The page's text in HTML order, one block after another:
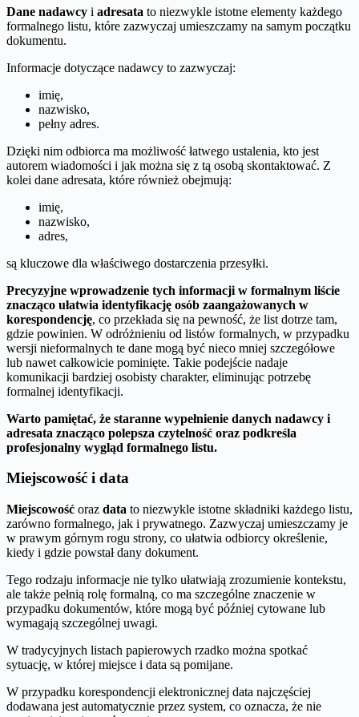
Dane nadawcy i adresata to niezwykle istotne elementy każdego
formalnego listu, które zazwyczaj umieszczamy na samym początku
dokumentu.
Informacje dotyczące nadawcy to zazwyczaj:
imię,
nazwisko,
pełny adres.
Dzięki nim odbiorca ma możliwość łatwego ustalenia, kto jest
autorem wiadomości i jak można się z tą osobą skontaktować. Z
kolei dane adresata, które również obejmują:
imię,
nazwisko,
adres,
są kluczowe dla właściwego dostarczenia przesyłki.
Precyzyjne wprowadzenie tych informacji w formalnym liście
znacząco ułatwia identyfikację osób zaangażowanych w
korespondencję, co przekłada się na pewność, że list dotrze tam,
gdzie powinien. W odróżnieniu od listów formalnych, w przypadku
wersji nieformalnych te dane mogą być nieco mniej szczegółowe
lub nawet całkowicie pominięte. Takie podejście nadaje
komunikacji bardziej osobisty charakter, eliminując potrzebę
formalnej identyfikacji.
Warto pamiętać, że staranne wypełnienie danych nadawcy i
adresata znacząco polepsza czytelność oraz podkreśla
profesjonalny wygląd formalnego listu.
Miejscowość i data
Miejscowość oraz data to niezwykle istotne składniki każdego listu,
zarówno formalnego, jak i prywatnego. Zazwyczaj umieszczamy je
w prawym górnym rogu strony, co ułatwia odbiorcy określenie,
kiedy i gdzie powstał dany dokument.
Tego rodzaju informacje nie tylko ułatwiają zrozumienie kontekstu,
ale także pełnią rolę formalną, co ma szczególne znaczenie w
przypadku dokumentów, które mogą być później cytowane lub
wymagają szczególnej uwagi.
W tradycyjnych listach papierowych rzadko można spotkać
sytuację, w której miejsce i data są pomijane.
W przypadku korespondencji elektronicznej data najczęściej
dodawana jest automatycznie przez system, co oznacza, że nie